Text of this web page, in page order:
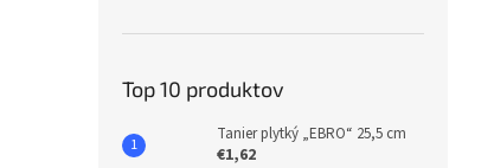
Top 10 produktov
Tanier plytký „EBRO“ 25,5 cm
€1,62